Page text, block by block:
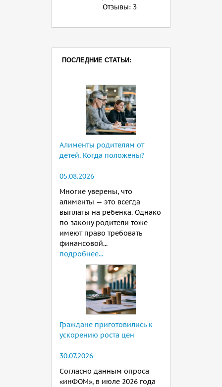
Отзывы: 3
ПОСЛЕДНИЕ СТАТЬИ:
Алименты родителям от
детей. Когда положены?
05.08.2026
Многие уверены, что
алименты — это всегда
выплаты на ребенка. Однако
по закону родители тоже
имеют право требовать
финансовой...
подробнее...
Граждане приготовились к
ускорению роста цен
30.07.2026
Согласно данным опроса
«инФОМ», в июле 2026 года